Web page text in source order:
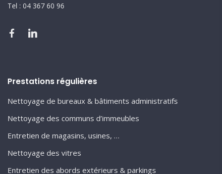
Tel : 04 367 60 96
Prestations régulières
Nettoyage de bureaux & bâtiments administratifs
Nettoyage des communs d’immeubles
Entretien de magasins, usines, …
Nettoyage des vitres
Entretien des abords extérieurs & parkings